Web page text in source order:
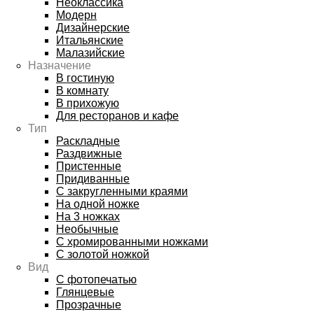
Модерн
Дизайнерские
Итальянские
Малазийские
Назначение
В гостиную
В комнату
В прихожую
Для ресторанов и кафе
Тип
Раскладные
Раздвижные
Пристенные
Придиванные
С закругленными краями
На одной ножке
На 3 ножках
Необычные
С хромированными ножками
С золотой ножкой
Вид
С фотопечатью
Глянцевые
Прозрачные